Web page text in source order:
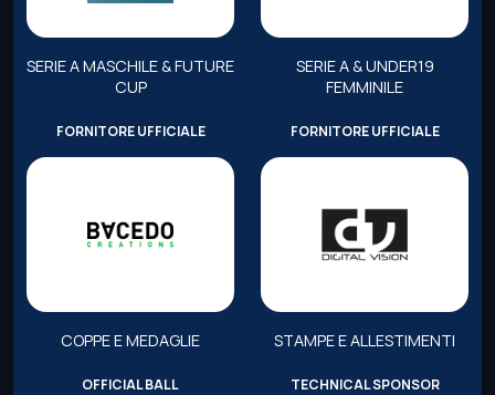
SERIE A MASCHILE & FUTURE
CUP
SERIE A & UNDER19
FEMMINILE
FORNITORE UFFICIALE
COPPE E MEDAGLIE
FORNITORE UFFICIALE
STAMPE E ALLESTIMENTI
OFFICIAL BALL TECHNICAL SPONSOR